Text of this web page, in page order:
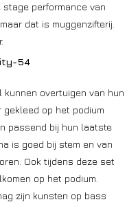
performance van
dat is muggenzifterij.
kunnen overtuigen van hun
op het podium
passend bij hun laatste
is goed bij stem en van
Ook tijdens deze set
op het podium.
zijn kunsten op bass